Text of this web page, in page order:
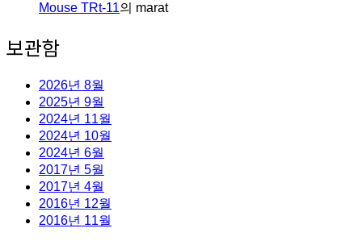
Mouse TRt-11의 marat
보관함
2026년 8월
2025년 9월
2024년 11월
2024년 10월
2024년 6월
2017년 5월
2017년 4월
2016년 12월
2016년 11월